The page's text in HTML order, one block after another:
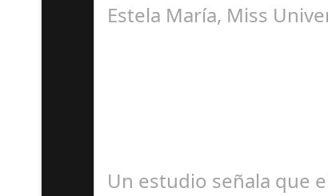
Estela María, Miss
Un estudio señala que